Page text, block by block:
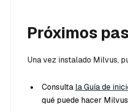
Próximos
Una vez instalado Milvus,
Consulta la Guía de
qué puede hacer